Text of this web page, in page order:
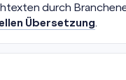
durch
Übersetzung.